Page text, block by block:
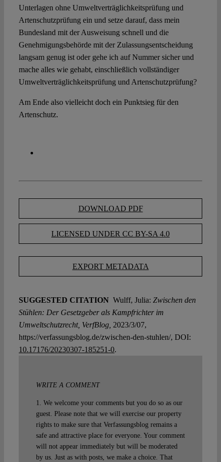
Unterlagen ohne Umweltverträglichkeitsprüfung und
Artenschutzprüfung ein und setze darauf, dass mein
Bundesland mit der Ausweisung schnell und die
Genehmigungsbehörde mit der Zulassungsentscheidung
langsam genug ist oder gehe ich auf Nummer sicher und
mache alles wie gehabt, einschließlich vollständiger
Umweltverträglichkeitsprüfung und Artenschutzprüfung?
Am Ende also vielleicht doch ein Punktsieg für den
Artenschutz.
DOWNLOAD PDF
LICENSED UNDER CC BY-SA 4.0
EXPORT METADATA
SUGGESTED CITATION Wulff, Julia: Zwischen den
Stühlen: Der Gesetzgeber als Kampfrichter im
Umweltschutzrecht, VerfBlog, 2023/3/07,
https://verfassungsblog.de/zwischen-den-stuhlen/, DOI:
10.17176/20230307-185251-0.
WRITE A COMMENT
1. We welcome your comments but you do so as our
guest. Please note that we will exercise our property
rights to make sure that Verfassungsblog remains a
safe and attractive place for everyone. Your comment
will not appear immediately but will be moderated
by us. Just as with posts, we make a choice. That